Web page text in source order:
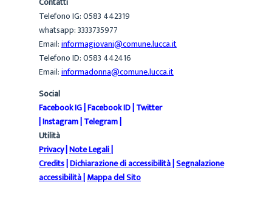
Telefono IG: 0583 442319
whatsapp: 3333735977
Email:informagiovani@comune.lucca.it
Telefono ID: 0583 442416
Email:informadonna@comune.lucca.it
Social
Facebook IG|Facebook ID|Twitter
|Instagram|Telegram|
Utilità
Privacy|Note Legali|
Credits|Dichiarazione di accessibilità|Segnalazione
accessibilità|Mappa del Sito